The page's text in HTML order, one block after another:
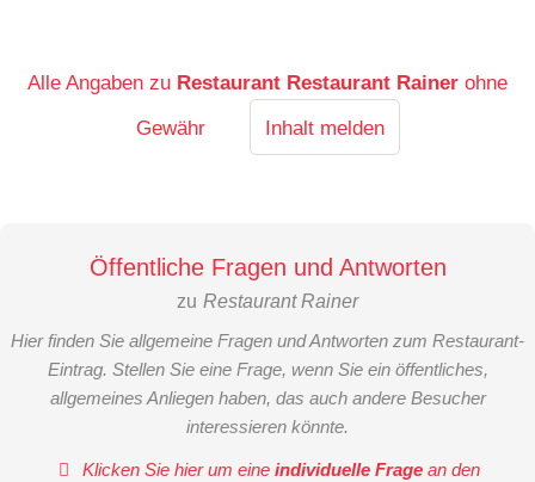
Alle Angaben zu Restaurant Restaurant Rainer ohne
Gewähr
Inhalt melden
Öffentliche Fragen und Antworten
zu Restaurant Rainer
Hier finden Sie allgemeine Fragen und Antworten zum Restaurant-
Eintrag. Stellen Sie eine Frage, wenn Sie ein öffentliches,
allgemeines Anliegen haben, das auch andere Besucher
interessieren könnte.
Klicken Sie hier um eineindividuelle Frage an den